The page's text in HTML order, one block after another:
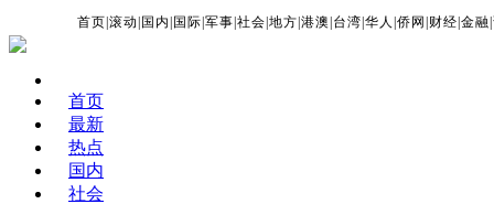
首页 |滚动 国内 国际 |军事 |社会 |地方 |港澳 台湾 |华人 |侨网 财经 |金融 |
首页
最新
热点
国内
社会